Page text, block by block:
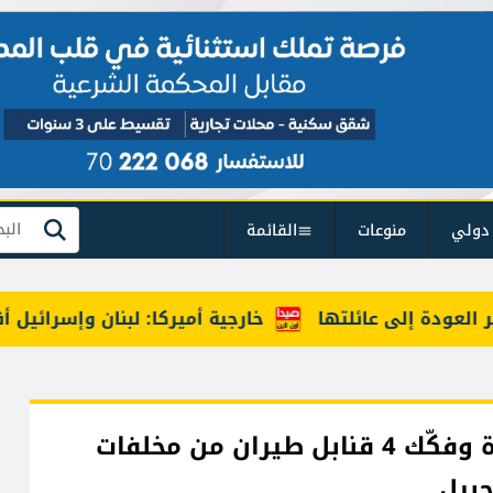
منوعات القائمة بحث
خارجية أميركا: لبنان وإسرائيل إلى عائلتها
الجيش واصل إزالة الذخائر غير المنفجرة وفكّك 4 قنابل طيران من مخلفات